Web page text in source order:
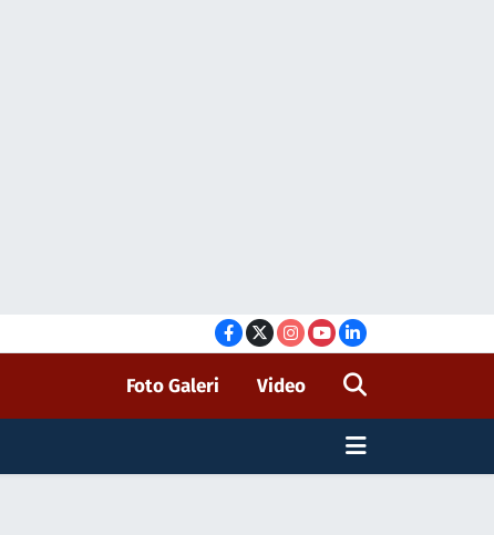
Foto Galeri Video